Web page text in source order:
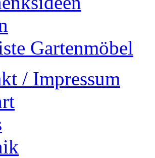
Gartenmöbel
/ Impressum